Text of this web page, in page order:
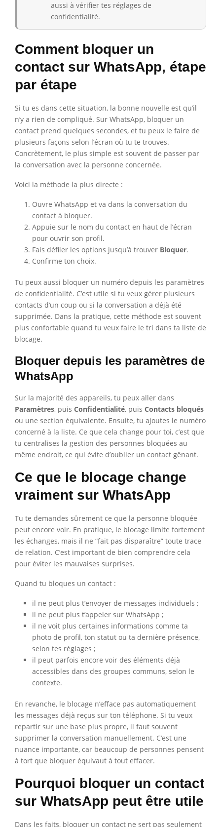
aussi à vérifier tes réglages de
confidentialité.
Comment bloquer un
contact sur WhatsApp, étape
par étape
Si tu es dans cette situation, la bonne nouvelle est qu’il
n’y a rien de compliqué. Sur WhatsApp, bloquer un
contact prend quelques secondes, et tu peux le faire de
plusieurs façons selon l’écran où tu te trouves.
Concrètement, le plus simple est souvent de passer par
la conversation avec la personne concernée.
Voici la méthode la plus directe :
Ouvre WhatsApp et va dans la conversation du
contact à bloquer.
Appuie sur le nom du contact en haut de l’écran
pour ouvrir son profil.
Fais défiler les options jusqu’à trouver Bloquer.
Confirme ton choix.
Tu peux aussi bloquer un numéro depuis les paramètres
de confidentialité. C’est utile si tu veux gérer plusieurs
contacts d’un coup ou si la conversation a déjà été
supprimée. Dans la pratique, cette méthode est souvent
plus confortable quand tu veux faire le tri dans ta liste de
blocage.
Bloquer depuis les paramètres de
WhatsApp
Sur la majorité des appareils, tu peux aller dans
Paramètres, puis Confidentialité, puis Contacts bloqués
ou une section équivalente. Ensuite, tu ajoutes le numéro
concerné à la liste. Ce que cela change pour toi, c’est que
tu centralises la gestion des personnes bloquées au
même endroit, ce qui évite d’oublier un contact gênant.
Ce que le blocage change
vraiment sur WhatsApp
Tu te demandes sûrement ce que la personne bloquée
peut encore voir. En pratique, le blocage limite fortement
les échanges, mais il ne “fait pas disparaître” toute trace
de relation. C’est important de bien comprendre cela
pour éviter les mauvaises surprises.
Quand tu bloques un contact :
il ne peut plus t’envoyer de messages individuels ;
il ne peut plus t’appeler sur WhatsApp ;
il ne voit plus certaines informations comme ta
photo de profil, ton statut ou ta dernière présence,
selon tes réglages ;
il peut parfois encore voir des éléments déjà
accessibles dans des groupes communs, selon le
contexte.
En revanche, le blocage n’efface pas automatiquement
les messages déjà reçus sur ton téléphone. Si tu veux
repartir sur une base plus propre, il faut souvent
supprimer la conversation manuellement. C’est une
nuance importante, car beaucoup de personnes pensent
à tort que bloquer équivaut à tout effacer.
Pourquoi bloquer un contact
sur WhatsApp peut être utile
Dans les faits, bloquer un contact ne sert pas seulement